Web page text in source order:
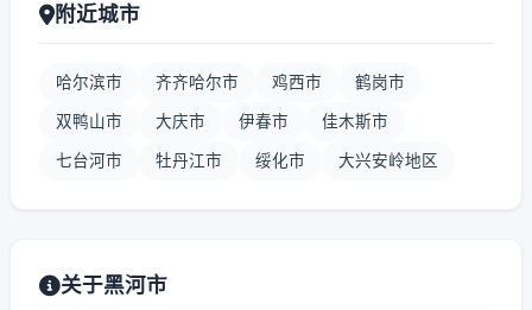
附近城市
哈尔滨市 齐齐哈尔市 鸡西市 鹤岗市
双鸭山市 大庆市 伊春市 佳木斯市
七台河市 牡丹江市 绥化市 大兴安岭地区
关于黑河市